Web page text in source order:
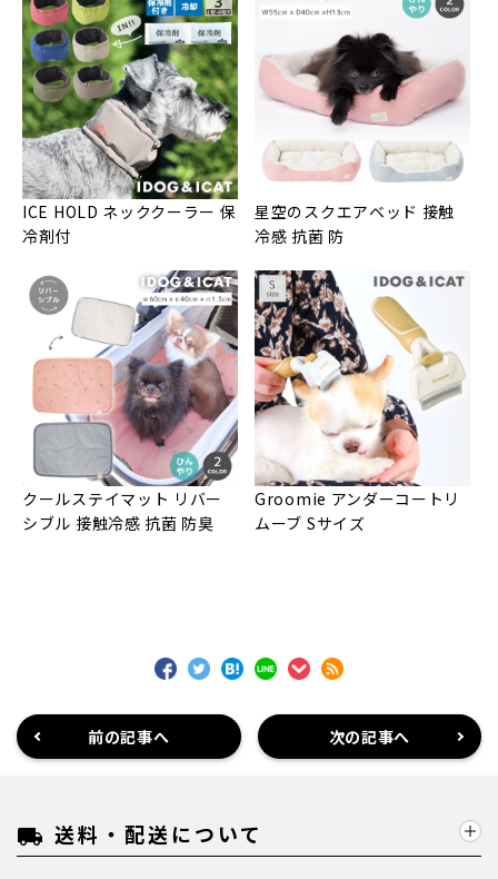
ICE HOLD ネッククーラー 保
冷剤付
星空のスクエアベッド 接触
冷感 抗菌 防
クールステイマット リバー
シブル 接触冷感 抗菌 防臭
Groomie アンダーコートリ
ムーブ Sサイズ
前の記事へ 次の記事へ
local_shipping 送料・配送について